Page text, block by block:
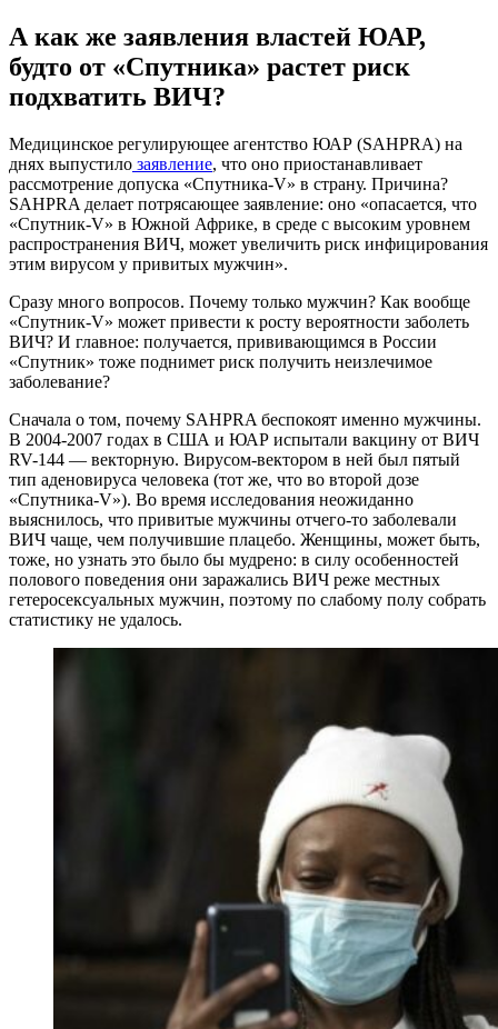
А как же заявления властей ЮАР,
будто от «Спутника» растет риск
подхватить ВИЧ?
Медицинское регулирующее агентство ЮАР (SAHPRA) на
днях выпустило заявление, что оно приостанавливает
рассмотрение допуска «Спутника-V» в страну. Причина?
SAHPRA делает потрясающее заявление: оно «опасается, что
«Спутник-V» в Южной Африке, в среде с высоким уровнем
распространения ВИЧ, может увеличить риск инфицирования
этим вирусом у привитых мужчин».
Сразу много вопросов. Почему только мужчин? Как вообще
«Спутник-V» может привести к росту вероятности заболеть
ВИЧ? И главное: получается, прививающимся в России
«Спутник» тоже поднимет риск получить неизлечимое
заболевание?
Сначала о том, почему SAHPRA беспокоят именно мужчины.
В 2004-2007 годах в США и ЮАР испытали вакцину от ВИЧ
RV-144 — векторную. Вирусом-вектором в ней был пятый
тип аденовируса человека (тот же, что во второй дозе
«Спутника-V»). Во время исследования неожиданно
выяснилось, что привитые мужчины отчего-то заболевали
ВИЧ чаще, чем получившие плацебо. Женщины, может быть,
тоже, но узнать это было бы мудрено: в силу особенностей
полового поведения они заражались ВИЧ реже местных
гетеросексуальных мужчин, поэтому по слабому полу собрать
статистику не удалось.